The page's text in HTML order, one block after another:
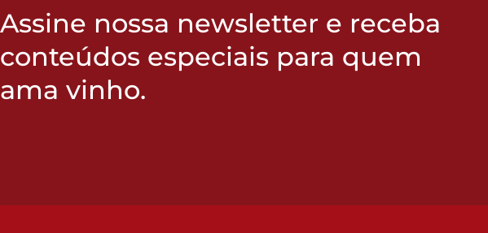
Assine nossa newsletter e receba
conteúdos especiais para quem
ama vinho.